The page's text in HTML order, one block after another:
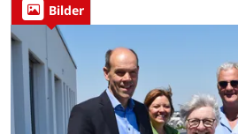
Bilder